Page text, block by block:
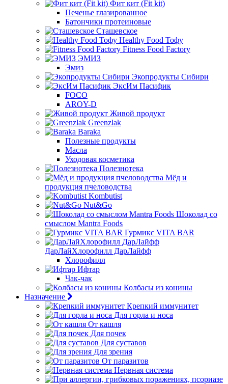
Фит кит (Fit kit)
Печенье глазированное
Батончики протеиновые
Сташевское
Healthy Food Тофу
Fitness Food Factory
ЭМИЗ
Эмиз
Экопродукты Сибири
ЭксИм Пасифик
FOCO
AROY-D
Живой продукт
Greenzlak
Baraka
Полезные продукты
Масла
Уходовая косметика
Полезнотека
Мёд и
продукция пчеловодства
Kombutist
Nut&Go
Шоколад со
смыслом Mantra Foods
Гурмикс VITA BAR
ДарЛайХлорофилл ДарЛайфф
Хлорофилл
Ифтар
Чак-чак
Колбасы из конины
Назначение
Крепкий иммунитет
Для горла и носа
От кашля
Для почек
Для суставов
Для зрения
От паразитов
Нервная система